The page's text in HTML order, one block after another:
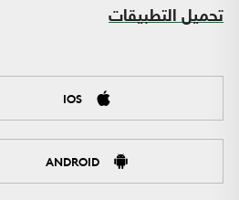
تحميل التطبيقات
IOS
ANDROID